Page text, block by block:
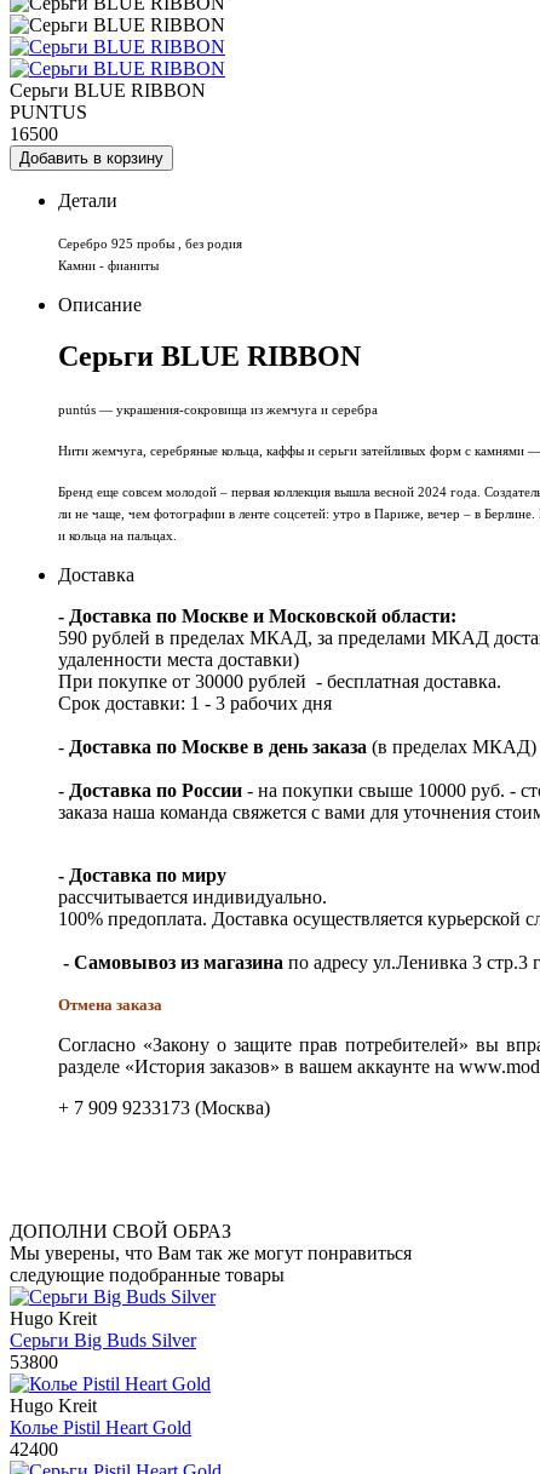
Серьги BLUE RIBBON
PUNTUS
16500
Добавить в корзину
Детали
Серебро 925 пробы , без родия
Камни - фианиты
Описание
Серьги BLUE RIBBON
puntús — украшения-сокровища из жемчуга и серебра
Нити жемчуга, серебряные кольца, каффы и серьги затейливых форм с камнями
Бренд еще совсем молодой – первая коллекция вышла весной 2024 года.
ли не чаще, чем фотографии в ленте соцсетей: утро в Париже, вечер – в
и кольца на пальцах.
Доставка
- Доставка по Москве и Московской области:
590 рублей в пределах МКАД, за пределами МКАД
удаленности места доставки)
При покупке от 30000 рублей - бесплатная доставка.
Срок доставки: 1 - 3 рабочих дня
- Доставка по Москве в день заказа (в пределах МКАД)
- Доставка по России - на покупки свыше 10000 руб. -
заказа наша команда свяжется с вами для уточнения
- Доставка по миру
рассчитывается индивидуально.
100% предоплата. Доставка осуществляется курьерской
- Самовывоз из магазина по адресу ул.Ленивка 3 стр.3
Отмена заказа
Согласно «Закону о защите прав потребителей» вы
разделе «История заказов» в вашем аккаунте на
+ 7 909 9233173 (Москва)
ДОПОЛНИ СВОЙ ОБРАЗ
Мы уверены, что Вам так же могут понравиться
следующие подобранные товары
Hugo Kreit
Серьги Big Buds Silver
53800
Hugo Kreit
Колье Pistil Heart Gold
42400